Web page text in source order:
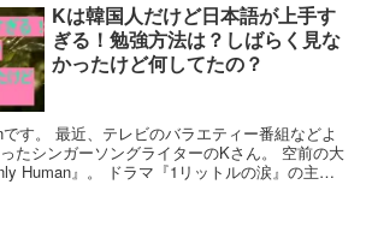
Kは韓国人だけど日本語が上手す
ぎる！勉強方法は？しばらく見な
かったけど何してたの？
す。 最近、テレビのバラエティー番組などよ
たシンガーソングライターのKさん。 空前の大
Human』。 ドラマ『1リットルの涙』の主題